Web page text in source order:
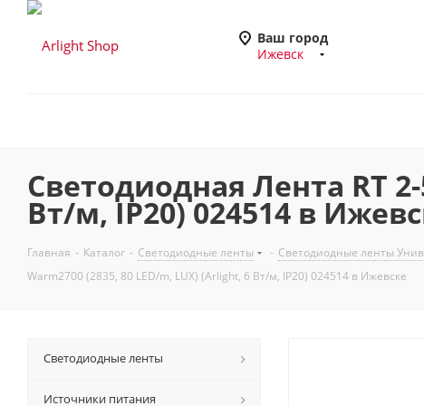
Ваш город
Ижевск
Светодиодная Лента RT
Вт/м, IP20) 024514 в
Главная - Каталог - Светодиодные ленты - Светодиодные ленты
Warm2700 (2835, 80 LED/m, LUX) (Arlight, 6 Вт/м, IP20) 024514 в Ижевске
Светодиодные ленты
Источники питания